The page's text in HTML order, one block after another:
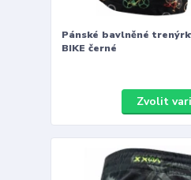
Pánské bavlněné
BIKE černé
Zvolit